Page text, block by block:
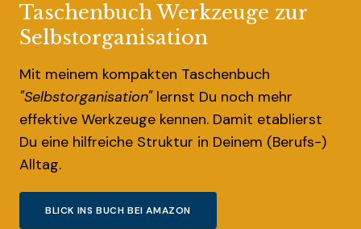
Taschenbuch Werkzeuge zur
Selbstorganisation
Mit meinem kompakten Taschenbuch
"Selbstorganisation"lernst Du noch mehr
effektive Werkzeuge kennen. Damit etablierst
Du eine hilfreiche Struktur in Deinem (Berufs-)
Alltag.
BLICK INS BUCH BEI AMAZON